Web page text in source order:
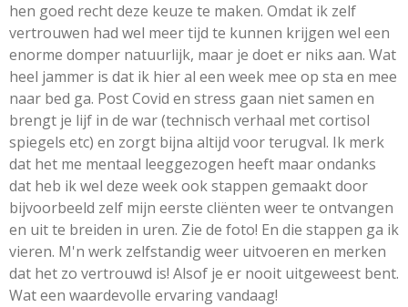
hen goed recht deze keuze te maken. Omdat ik zelf
vertrouwen had wel meer tijd te kunnen krijgen wel een
enorme domper natuurlijk, maar je doet er niks aan. Wat
heel jammer is dat ik hier al een week mee op sta en mee
naar bed ga. Post Covid en stress gaan niet samen en
brengt je lijf in de war (technisch verhaal met cortisol
spiegels etc) en zorgt bijna altijd voor terugval. Ik merk
dat het me mentaal leeggezogen heeft maar ondanks
dat heb ik wel deze week ook stappen gemaakt door
bijvoorbeeld zelf mijn eerste cliënten weer te ontvangen
en uit te breiden in uren. Zie de foto! En die stappen ga ik
vieren. M'n werk zelfstandig weer uitvoeren en merken
dat het zo vertrouwd is! Alsof je er nooit uitgeweest bent.
Wat een waardevolle ervaring vandaag!